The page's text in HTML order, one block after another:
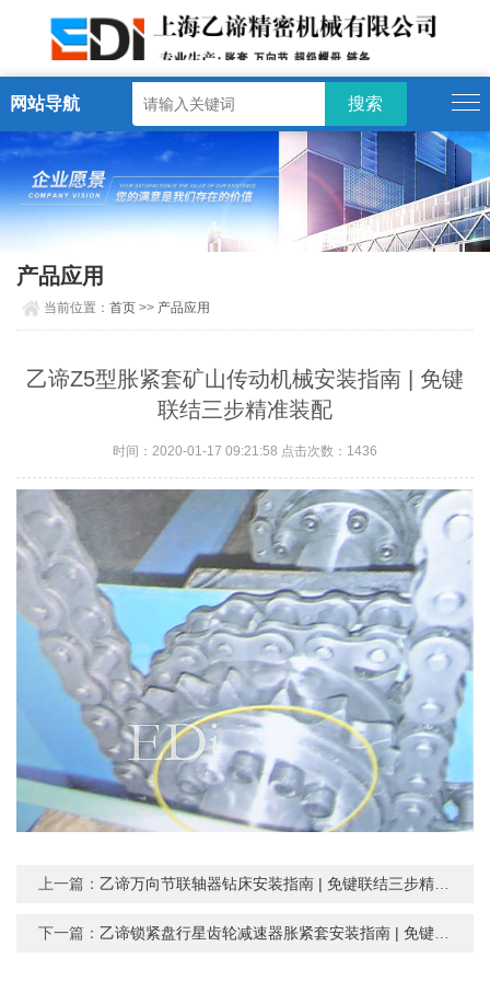
网站导航
产品应用
当前位置：首页 >> 产品应用
乙谛Z5型胀紧套矿山传动机械安装指南 | 免键
联结三步精准装配
时间：2020-01-17 09:21:58 点击次数：1436
上一篇：乙谛万向节联轴器钻床安装指南 | 免键联结三步精准装配
下一篇：乙谛锁紧盘行星齿轮减速器胀紧套安装指南 | 免键轴套联结三步精准装配